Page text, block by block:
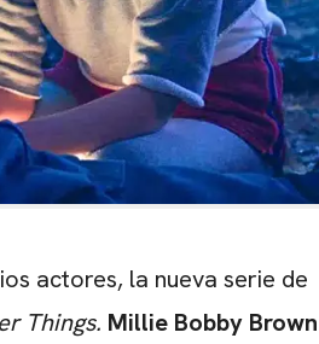
actores, la nueva serie de
Things. Millie Bobby Brown
CARREGANDO PUBLICIDADE